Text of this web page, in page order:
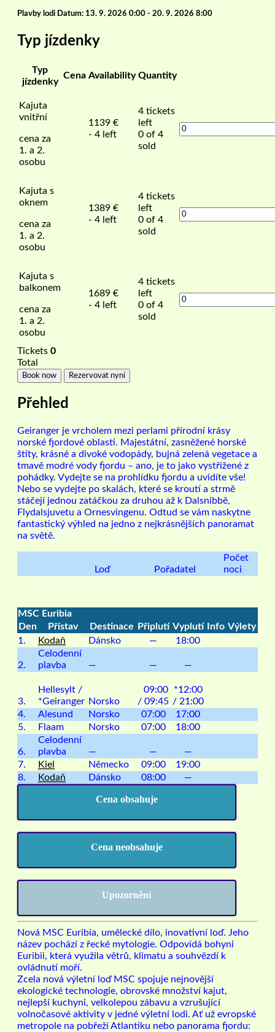
Plavby lodi Datum: 13. 9. 2026 0:00 - 20. 9. 2026 8:00
Typ jízdenky
Typ
jízdenky
Cena Availability Quantity
Kajuta
vnitřní
cena za
1. a 2.
osobu
1139 €
- 4 left
4 tickets
left
0 of 4
sold
Kajuta s
oknem
cena za
1. a 2.
osobu
1389 €
- 4 left
4 tickets
left
0 of 4
sold
Kajuta s
balkonem
cena za
1. a 2.
osobu
1689 €
- 4 left
4 tickets
left
0 of 4
sold
Tickets 0
Total
Book now Rezervovat nyní
Přehled
Geiranger je vrcholem mezi perlami přírodní krásy
norské fjordové oblasti. Majestátní, zasněžené horské
štíty, krásné a divoké vodopády, bujná zelená vegetace a
tmavě modré vody fjordu – ano, je to jako vystřižené z
pohádky. Vydejte se na prohlídku fjordu a uvidíte vše!
Nebo se vydejte po skalách, které se kroutí a strmě
stáčejí jednou zatáčkou za druhou až k Dalsnibbě,
Flydalsjuvetu a Ornesvingenu. Odtud se vám naskytne
fantastický výhled na jedno z nejkrásnějších panoramat
na světě.
Loď Pořadatel
Počet
noci
MSC Euribia
Den
Přístav Destinace Připlutí Vyplutí Info Výlety
1.
Kodaň Dánsko — 18:00
2.
Celodenní
plavba
— — —
3.
Hellesylt /
*Geiranger Norsko
09:00
/ 09:45
*12:00
/ 21:00
4.
Alesund Norsko 07:00
17:00
5.
Flaam Norsko 07:00 18:00
6.
Celodenní
plavba
— —
—
7.
Kiel Německo 09:00
19:00
8.
Kodaň Dánsko 08:00 —
Cena obsahuje
Cena neobsahuje
Upozornění
Nová MSC Euribia, umělecké dílo, inovativní loď. Jeho
název pochází z řecké mytologie. Odpovídá bohyni
Euribii, která využila větrů, klimatu a souhvězdí k
ovládnutí moří.
Zcela nová výletní loď MSC spojuje nejnovější
ekologické technologie, obrovské množství kajut,
nejlepší kuchyni, velkolepou zábavu a vzrušující
volnočasové aktivity v jedné výletní lodi. Ať už evropské
metropole na pobřeží Atlantiku nebo panorama fjordu: